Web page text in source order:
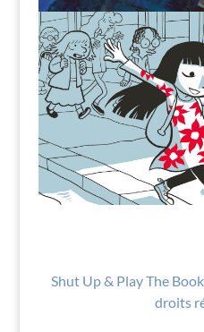
Shut Up & Play The
droits